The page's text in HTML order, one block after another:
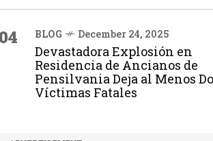
04 BLOG December 24, 2025
Devastadora Explosión en
Residencia de Ancianos de
Pensilvania Deja al Menos
Víctimas Fatales